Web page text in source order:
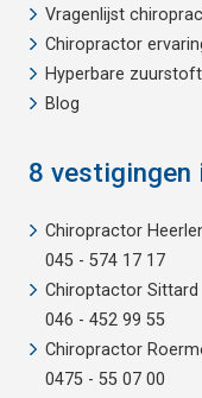
Vragenlijst
Chiropractor
Hyperbare
Blog
8 vestigingen
Chiropractor
045 - 574 17 17
Chiroptactor Sittard
046 - 452 99 55
Chiropractor
0475 - 55 07 00